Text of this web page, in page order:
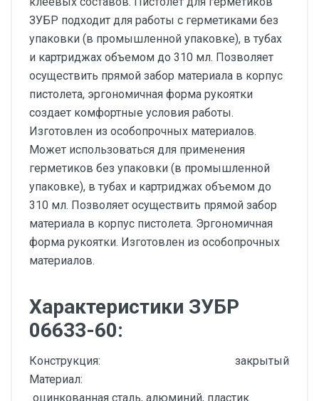
ЗУБР подходит для работы с герметиками без
упаковки (в промышленной упаковке), в тубах
и картриджах объемом до 310 мл. Позволяет
осуществить прямой забор материала в корпус
пистолета, эргономичная форма рукоятки
создает комфортные условия работы.
Изготовлен из особопрочных материалов.
Может использоваться для применения
герметиков без упаковки (в промышленной
упаковке), в тубах и картриджах объемом до
310 мл. Позволяет осуществить прямой забор
материала в корпус пистолета. Эргономичная
форма рукоятки. Изготовлен из особопрочных
материалов.
Характеристики ЗУБР
06633-60:
Конструкция:
закрытый
Материал:
оцинкованная сталь, алюминий, пластик